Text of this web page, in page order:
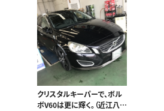
クリスタルキーパーで、ボル
ボV60は更に輝く。（近江八幡